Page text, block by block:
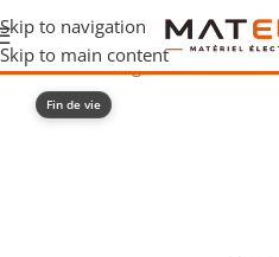
Skip to navigation
Skip to main content
de câblage/Accessoires
Fin de vie